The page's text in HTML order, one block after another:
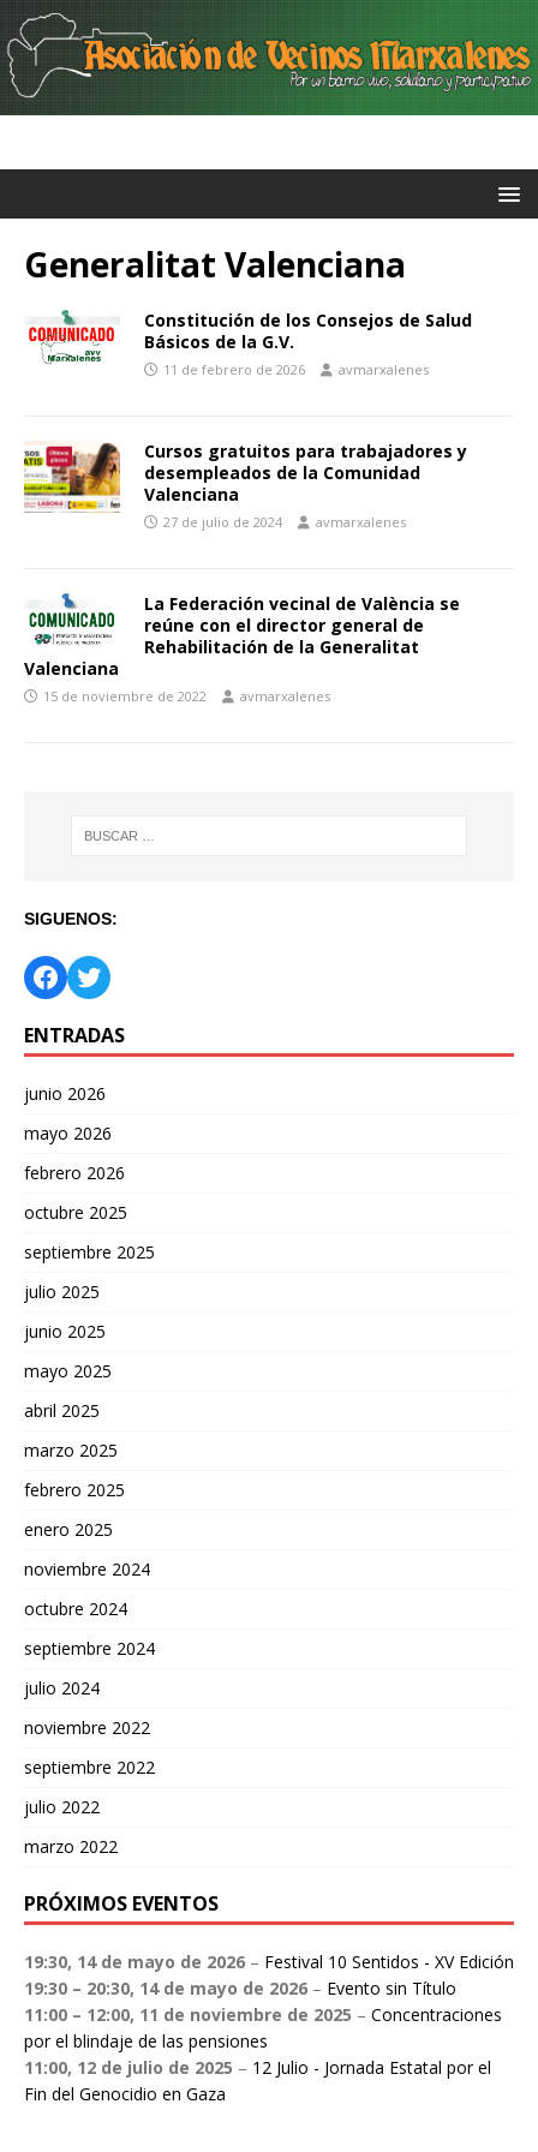
Generalitat Valenciana
Constitución de los Consejos de Salud
Básicos de la G.V.
11 de febrero de 2026 avmarxalenes
Cursos gratuitos para trabajadores y
desempleados de la Comunidad
Valenciana
27 de julio de 2024 avmarxalenes
La Federación vecinal de València se
reúne con el director general de
Rehabilitación de la Generalitat
Valenciana
15 de noviembre de 2022 avmarxalenes
SIGUENOS:
ENTRADAS
junio 2026
mayo 2026
febrero 2026
octubre 2025
septiembre 2025
julio 2025
junio 2025
mayo 2025
abril 2025
marzo 2025
febrero 2025
enero 2025
noviembre 2024
octubre 2024
septiembre 2024
julio 2024
noviembre 2022
septiembre 2022
julio 2022
marzo 2022
PRÓXIMOS EVENTOS
19:30, 14 de mayo de 2026 – Festival 10 Sentidos - XV Edición
19:30 – 20:30, 14 de mayo de 2026 – Evento sin Título
11:00 – 12:00, 11 de noviembre de 2025 – Concentraciones
por el blindaje de las pensiones
11:00, 12 de julio de 2025 – 12 Julio - Jornada Estatal por el
Fin del Genocidio en Gaza